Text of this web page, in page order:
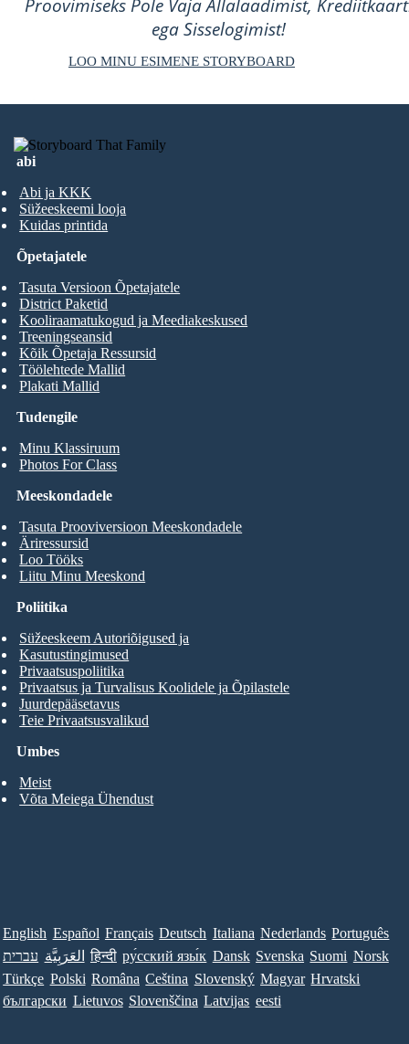
Proovimiseks Pole Vaja Allalaadimist,
ega Sisselogimist!
LOO MINU ESIMENE STORYBOARD
abi
Abi ja KKK
Süžeeskeemi looja
Kuidas printida
Tudengile
Minu Klassiruum
Photos For Class
Õpetajatele
Tasuta Versioon Õpetajatele
District Paketid
Kooliraamatukogud ja Meediakeskused
Treeningseansid
Kõik Õpetaja Ressursid
Töölehtede Mallid
Plakati Mallid
Meeskondadele
Tasuta Prooviversioon Meeskondadele
Äriressursid
Loo Tööks
Liitu Minu Meeskond
Umbes
Meist
Võta Meiega Ühendust
Poliitika
Süžeeskeem Autoriõigused ja
Kasutustingimused
Privaatsuspoliitika
Privaatsus ja Turvalisus Koolidele ja Õpilastele
Juurdepääsetavus
Teie Privaatsusvalikud
English Español Français Deutsch Italiana Nederlands Português
עברית العَرَبِيَّة हिन्दी ру́сский язы́к Dansk Svenska Suomi Norsk
Türkçe Polski Româna Ceština Slovenský Magyar Hrvatski
български Lietuvos Slovenščina Latvijas eesti